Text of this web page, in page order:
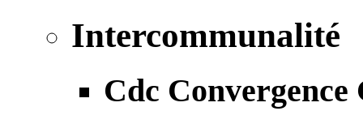
Intercommunalité
Cdc Convergence